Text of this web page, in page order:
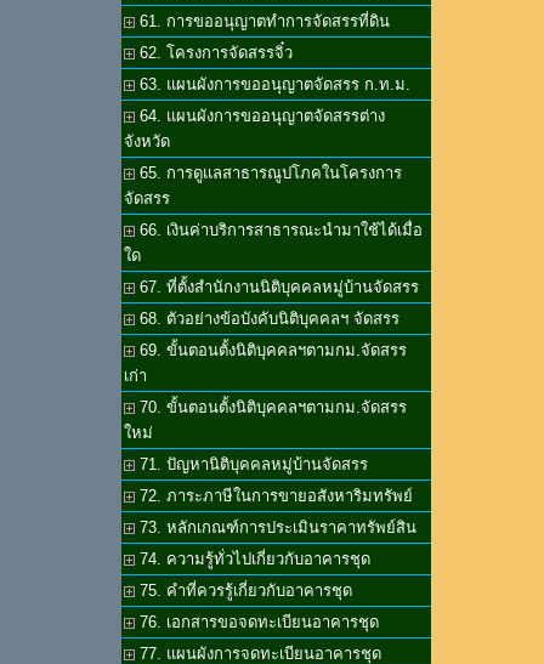
61. การขออนุญาตทำการจัดสรรที่ดิน
62. โครงการจัดสรรจิ๋ว
63. แผนผังการขออนุญาตจัดสรร ก.ท.ม.
64. แผนผังการขออนุญาตจัดสรรต่าง
จังหวัด
65. การดูแลสาธารณูปโภคในโครงการ
จัดสรร
66. เงินค่าบริการสาธารณะนำมาใช้ได้เมื่อ
ใด
67. ที่ตั้งสำนักงานนิติบุคคลหมู่บ้านจัดสรร
68. ตัวอย่างข้อบังคับนิติบุคคลฯ จัดสรร
69. ขั้นตอนตั้งนิติบุคคลฯตามกม.จัดสรร
เก่า
70. ขั้นตอนตั้งนิติบุคคลฯตามกม.จัดสรร
ใหม่
71. ปัญหานิติบุคคลหมู่บ้านจัดสรร
72. ภาระภาษีในการขายอสังหาริมทรัพย์
73. หลักเกณฑ์การประเมินราคาทรัพย์สิน
74. ความรู้ทั่วไปเกี่ยวกับอาคารชุด
75. คำที่ควรรู้เกี่ยวกับอาคารชุด
76. เอกสารขอจดทะเบียนอาคารชุด
77. แผนผังการจดทะเบียนอาคารชุด